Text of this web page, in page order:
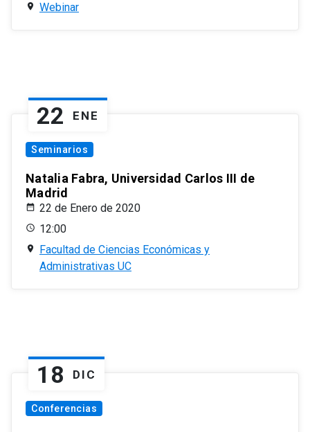
Webinar
22 ENE
Seminarios
Natalia Fabra, Universidad Carlos III de
Madrid
22 de Enero de 2020
12:00
Facultad de Ciencias Económicas y
Administrativas UC
18 DIC
Conferencias